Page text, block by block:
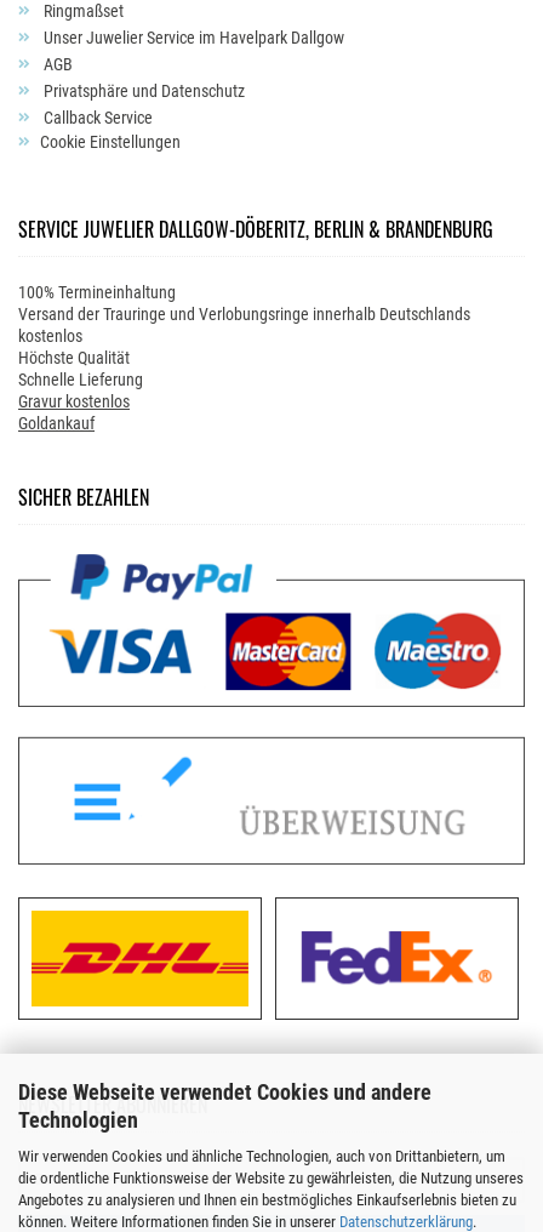
Diese Webseite verwendet Cookies und andere
Technologien
Wir verwenden Cookies und ähnliche Technologien, auch von Drittanbietern, um
die ordentliche Funktionsweise der Website zu gewährleisten, die Nutzung unseres
Angebotes zu analysieren und Ihnen ein bestmögliches Einkaufserlebnis bieten zu
können. Weitere Informationen finden Sie in unserer Datenschutzerklärung.
Ringmaßset
Unser Juwelier Service im Havelpark Dallgow
AGB
Privatsphäre und Datenschutz
Callback Service
Cookie Einstellungen
SERVICE JUWELIER DALLGOW-DÖBERITZ, BERLIN & BRANDENBURG
100% Termineinhaltung
Versand der Trauringe und Verlobungsringe innerhalb Deutschlands
kostenlos
Höchste Qualität
Schnelle Lieferung
Gravur kostenlos
Goldankauf
SICHER BEZAHLEN
NEWSLETTER ABONNIEREN